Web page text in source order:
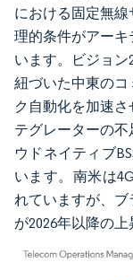
における固定無
理的条件がアー
います。ビジョ
紐づいた中東の
ク自動化を加速
テグレーターの
ウドネイティブ
います。南米は
れていますが、ブ
が2026年以降の上